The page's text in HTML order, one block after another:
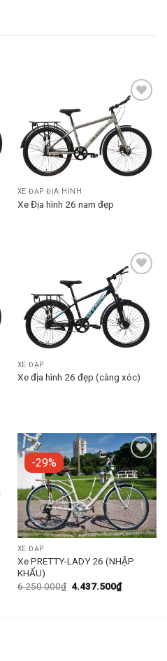
Add to
wishlist
XE ĐẠP ĐỊA HÌNH
Xe Địa hình 26 nam đẹp
XE ĐẠP
Xe địa hình 26 đẹp (càng xóc)
-29%
Add to
wishlist
XE ĐẠP
Xe PRETTY-LADY 26 (NHẬP
KHẨU)
6.250.000₫ 4.437.500₫